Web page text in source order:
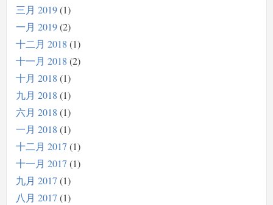
三月 2019 1
一月 2019 2
十二月 2018 1
十一月 2018 2
十月 2018 1
九月 2018 1
六月 2018 1
一月 2018 1
十二月 2017 1
十一月 2017 1
九月 2017 1
八月 2017 1